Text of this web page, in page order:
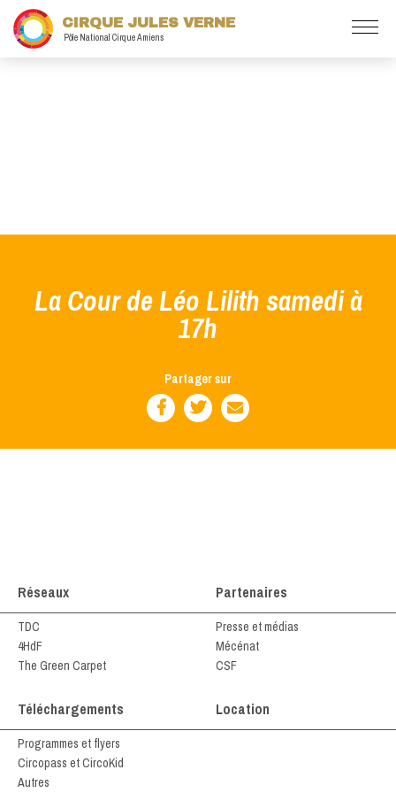
CIRQUE JULES VERNE
Pôle National Cirque Amiens
La Cour de Léo Lilith samedi à
17h
Partager sur
Réseaux
TDC
4HdF
The Green Carpet
Partenaires
Presse et médias
Mécénat
CSF
Téléchargements
Programmes et flyers
Circopass et CircoKid
Autres
Location